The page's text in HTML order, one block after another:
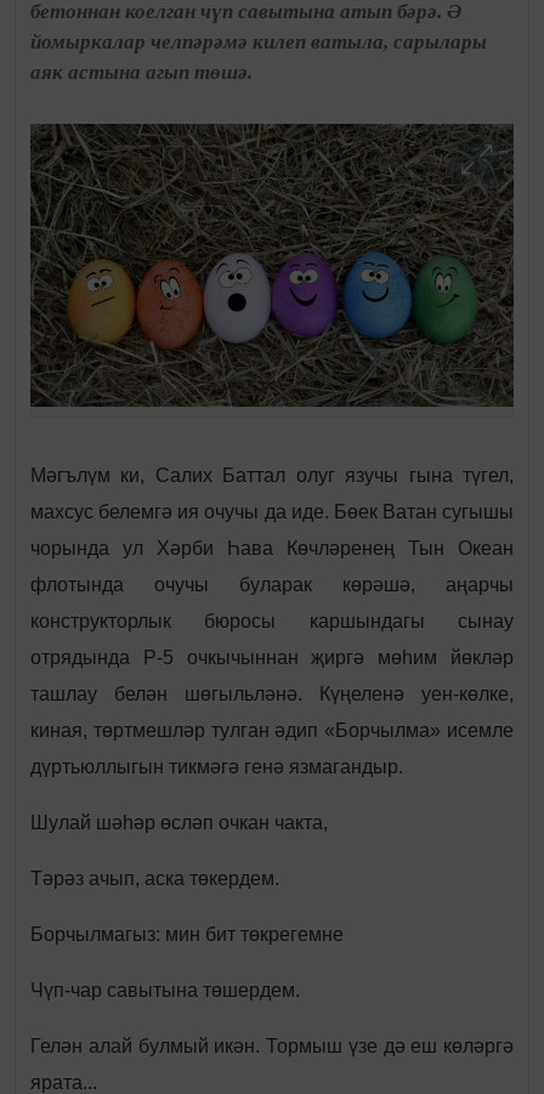
бетоннан коелган чүп савытына атып бәрә. Ә
йомыркалар челпәрәмә килеп ватыла, сарылары
аяк астына агып төшә.
Мәгълүм ки, Салих Баттал олуг язучы гына түгел,
махсус белемгә ия очучы да иде. Бөек Ватан сугышы
чорында ул Хәрби Һава Көчләренең Тын Океан
флотында очучы буларак көрәшә, аңарчы
конструкторлык бюросы каршындагы сынау
отрядында Р-5 очкычыннан җиргә мөһим йөкләр
ташлау белән шөгыльләнә. Күңеленә уен-көлке,
киная, төртмешләр тулган әдип «Борчылма» исемле
дүртьюллыгын тикмәгә генә язмагандыр.
Шулай шәһәр өсләп очкан чакта,
Тәрәз ачып, аска төкердем.
Борчылмагыз: мин бит төкрегемне
Чүп-чар савытына төшердем.
Гелән алай булмый икән. Тормыш үзе дә еш көләргә
ярата...